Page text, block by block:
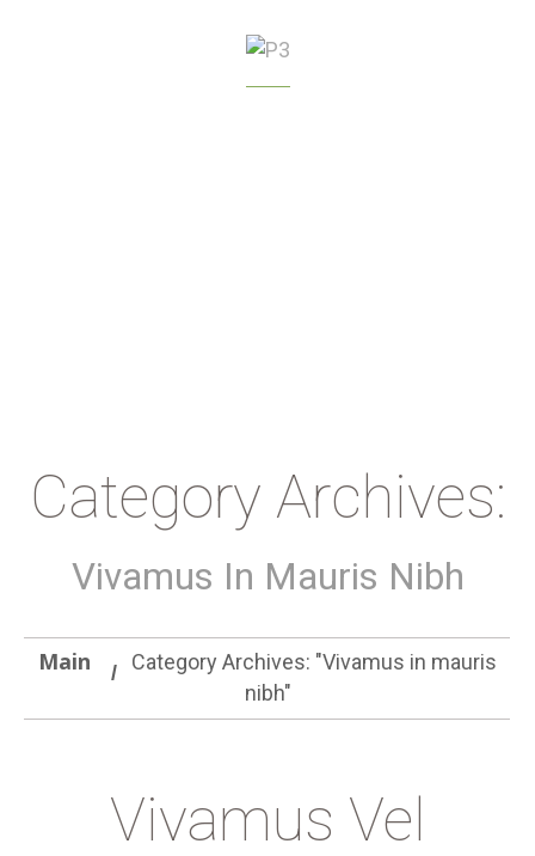
Category Archives:
Vivamus In Mauris Nibh
Main
Category Archives: "Vivamus in mauris
nibh"
Vivamus Vel